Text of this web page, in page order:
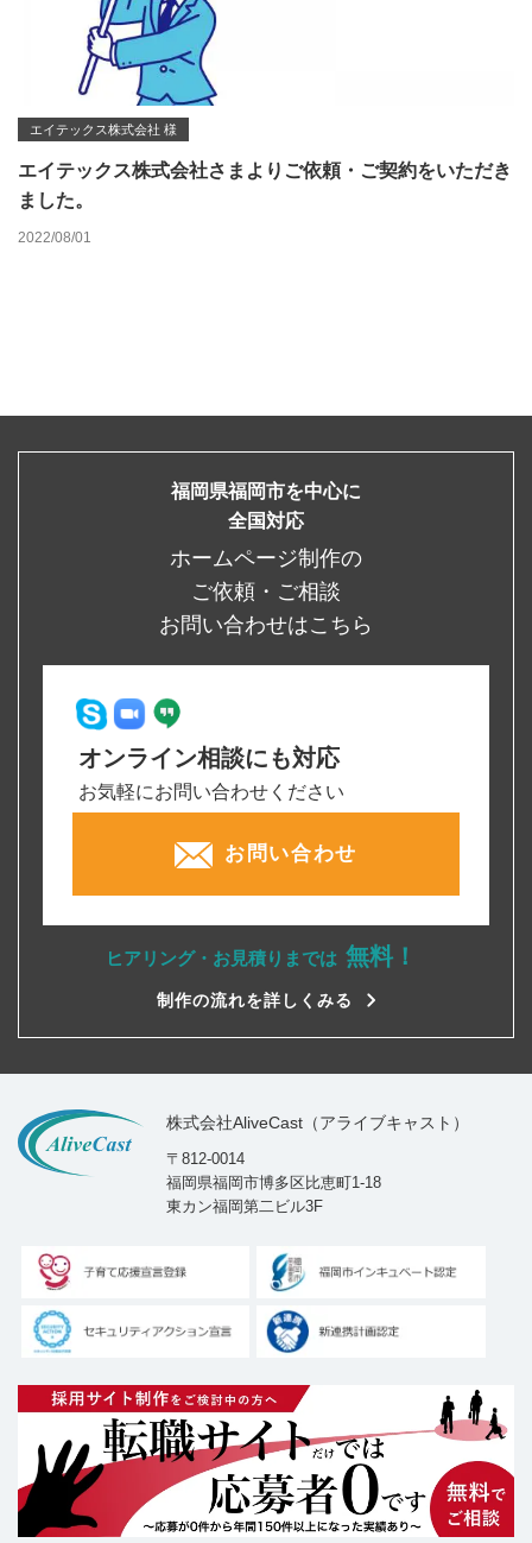
エイテックス株式会社 様
エイテックス株式会社さまよりご依頼・ご契約をいただき
ました。
2022/08/01
福岡県福岡市を中心に
全国対応
ホームページ制作の
ご依頼・ご相談
お問い合わせはこちら
オンライン相談にも対応
お気軽にお問い合わせください
お問い合わせ
ヒアリング・お見積りまでは 無料！
制作の流れを詳しくみる
株式会社AliveCast（アライブキャスト）
〒812-0014
福岡県福岡市博多区比恵町1-18
東カン福岡第二ビル3F